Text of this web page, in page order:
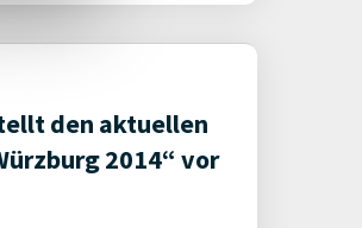
den aktuellen
2014“ vor